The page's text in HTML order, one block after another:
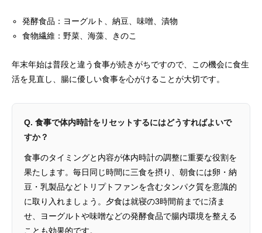
発酵食品：ヨーグルト、納豆、味噌、漬物
食物繊維：野菜、海藻、きのこ
年末年始は普段と違う食事が続きがちですので、この機会に食生
活を見直し、腸に優しい食事を心がけることが大切です。
Q. 食事で体内時計をリセットするにはどうすればよいで
すか？
食事のタイミングと内容が体内時計の調整に重要な役割を
果たします。毎日同じ時間に三食を摂り、朝食には卵・納
豆・乳製品などトリプトファンを含むタンパク質を意識的
に取り入れましょう。夕食は就寝の3時間前までに済ま
せ、ヨーグルトや味噌などの発酵食品で腸内環境を整える
ことも効果的です。